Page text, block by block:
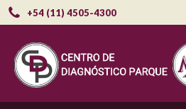
+54 (11) 4505-4300